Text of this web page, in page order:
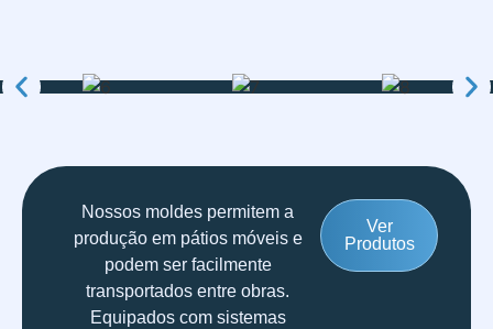
Nossos moldes permitem a
produção em pátios móveis e
podem ser facilmente
transportados entre obras.
Equipados com sistemas
Ver
Produtos